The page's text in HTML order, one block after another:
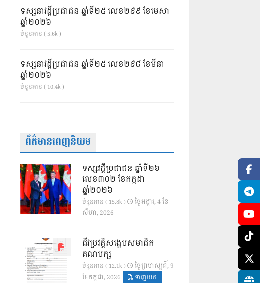
ទស្សនាវដ្ដីប្រជាជន ឆ្នាំទី២៥ លេខ២៩៩ ខែមេសា
ឆ្នាំ២០២៦
ចំនួនអាន ( 5.6k )
ទស្សនាវដ្ដីប្រជាជន ឆ្នាំទី២៥ លេខ២៩៨ ខែមីនា
ឆ្នាំ២០២៦
ចំនួនអាន ( 10.4k )
ព័ត៌មានពេញនិយម
ទស្សវដ្តីប្រជាជន ឆ្នាំទី២៦
លេខ៣០២ ខែកក្កដា
ឆ្នាំ២០២៦
ចំនួនអាន ( 15.8k )
ថ្ងៃ​អង្គារ, 4 ខែ​
សីហា, 2026
ជីវប្រវត្តិសង្ខេបសមាជិក
គណបក្ស
ចំនួនអាន ( 12.1k )
ថ្ងៃ​ព្រហស្បតិ៍, 9
ខែ​កក្កដា, 2026
ទាញយក